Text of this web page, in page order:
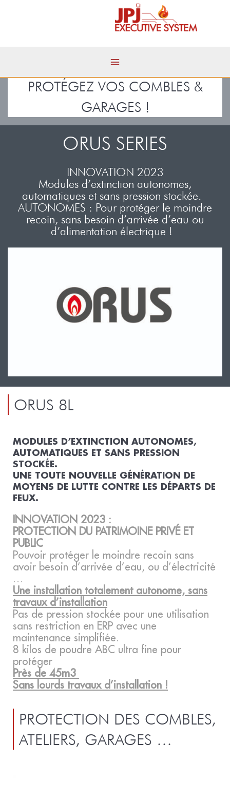
PROTÉGEZ VOS COMBLES &
GARAGES !
ORUS SERIES
INNOVATION 2023
Modules d’extinction autonomes,
automatiques et sans pression stockée.
AUTONOMES : Pour protéger le moindre
recoin, sans besoin d’arrivée d’eau ou
d’alimentation électrique !
ORUS 8L
MODULES D’EXTINCTION AUTONOMES,
AUTOMATIQUES ET SANS PRESSION
STOCKÉE.
UNE TOUTE NOUVELLE GÉNÉRATION DE
MOYENS DE LUTTE CONTRE LES DÉPARTS DE
FEUX.
INNOVATION 2023 :
PROTECTION DU PATRIMOINE PRIVÉ ET
PUBLIC
Pouvoir protéger le moindre recoin sans
avoir besoin d’arrivée d’eau, ou d’électricité
…
Une installation totalement autonome, sans
travaux d’installation
Pas de pression stockée pour une utilisation
sans restriction en ERP avec une
maintenance simplifiée.
8 kilos de poudre ABC ultra fine pour
protéger
Près de 45m3
Sans lourds travaux d’installation !
PROTECTION DES COMBLES,
ATELIERS, GARAGES …